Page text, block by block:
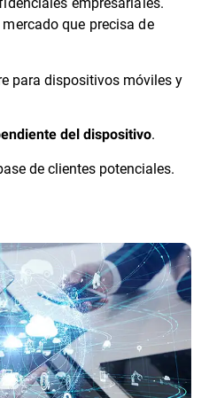
que precisa de
para dispositivos móviles y
del dispositivo.
de clientes potenciales.